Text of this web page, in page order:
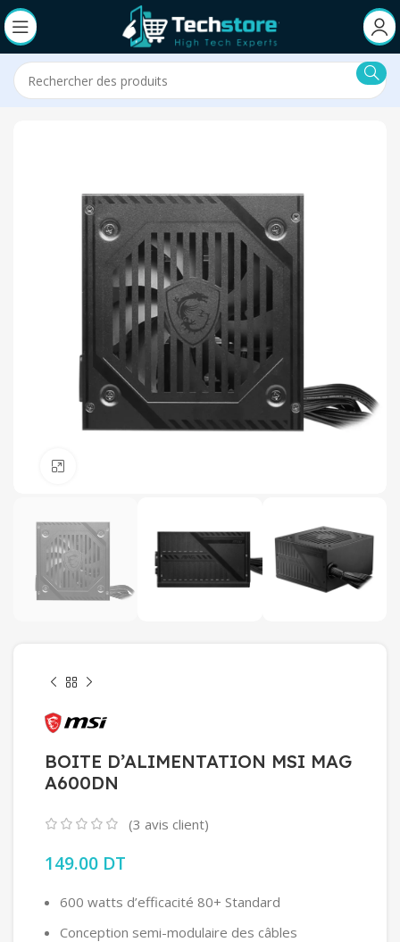
BOITE D’ALIMENTATION MSI MAG
A600DN
(3 avis client)
149.00 DT
600 watts d’efficacité 80+ Standard
Conception semi-modulaire des câbles